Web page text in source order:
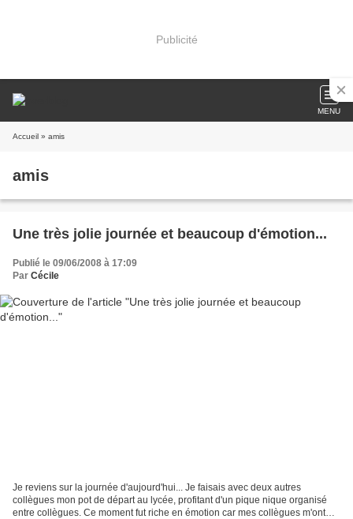
Publicité
MENU
Accueil » amis
amis
Une très jolie journée et beaucoup d'émotion...
Publié le 09/06/2008 à 17:09
Par Cécile
Je reviens sur la journée d'aujourd'hui... Je faisais avec deux autres
collègues mon pot de départ au lycée, profitant d'un pique nique organisé
entre collègues. Ce moment fut riche en émotion car mes collègues m'ont